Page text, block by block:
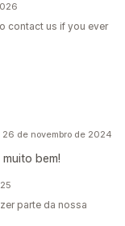
contact us if you ever
26 de novembro de 2024
bem!
parte da nossa